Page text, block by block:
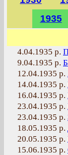
1935
4.04.1935 р.
9.04.1935 р.
12.04.1935 р.
14.04.1935 р.
16.04.1935 р.
23.04.1935 р.
23.04.1935 р.
18.05.1935 р.
20.05.1935 р.
15.06.1935 р.